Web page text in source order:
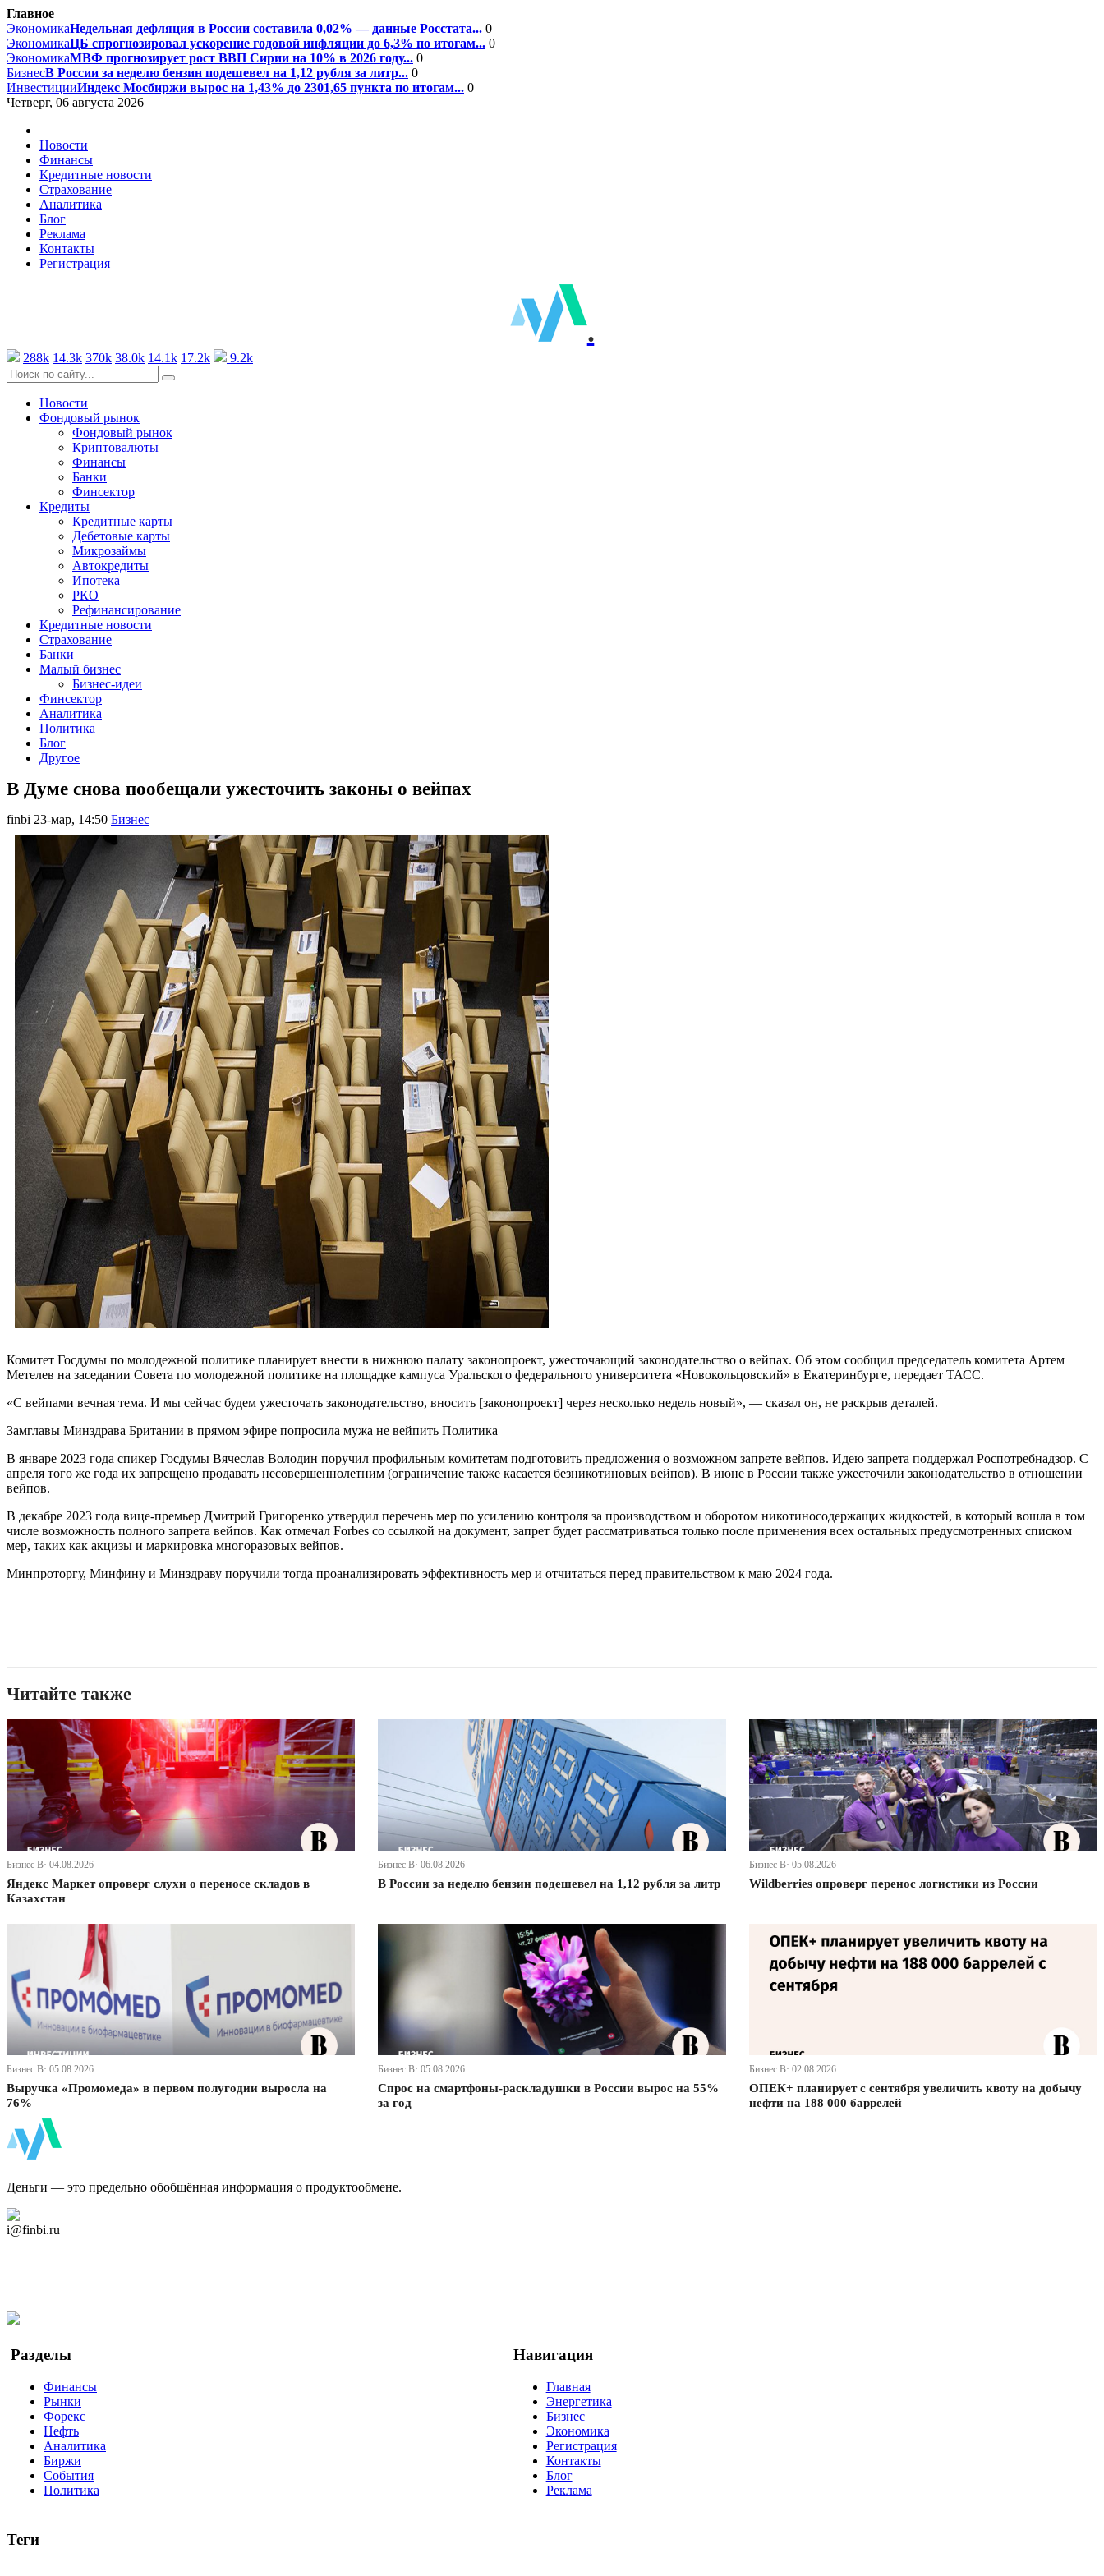
Главное
ЭкономикаНедельная дефляция в России составила 0,02% — данные Росстата... 0
ЭкономикаЦБ спрогнозировал ускорение годовой инфляции до 6,3% по итогам... 0
ЭкономикаМВФ прогнозирует рост ВВП Сирии на 10% в 2026 году... 0
БизнесВ России за неделю бензин подешевел на 1,12 рубля за литр... 0
ИнвестицииИндекс Мосбиржи вырос на 1,43% до 2301,65 пункта по итогам... 0
Четверг, 06 августа 2026
Новости
Финансы
Кредитные новости
Страхование
Аналитика
Блог
Реклама
Контакты
Регистрация
.
288k 14.3k 370k 38.0k 14.1k 17.2k 9.2k
Новости
Фондовый рынок
Фондовый рынок
Криптовалюты
Финансы
Банки
Финсектор
Кредиты
Кредитные карты
Дебетовые карты
Микрозаймы
Автокредиты
Ипотека
РКО
Рефинансирование
Кредитные новости
Страхование
Банки
Малый бизнес
Бизнес-идеи
Финсектор
Аналитика
Политика
Блог
Другое
В Думе снова пообещали ужесточить законы о вейпах
finbi 23-мар, 14:50 Бизнес
Комитет Госдумы по молодежной политике планирует внести в нижнюю палату законопроект, ужесточающий законодательство о вейпах. Об этом сообщил председатель комитета Артем
Метелев на заседании Совета по молодежной политике на площадке кампуса Уральского федерального университета «Новокольцовский» в Екатеринбурге, передает ТАСС.
«С вейпами вечная тема. И мы сейчас будем ужесточать законодательство, вносить [законопроект] через несколько недель новый», — сказал он, не раскрыв деталей.
Замглавы Минздрава Британии в прямом эфире попросила мужа не вейпить Политика
В январе 2023 года спикер Госдумы Вячеслав Володин поручил профильным комитетам подготовить предложения о возможном запрете вейпов. Идею запрета поддержал Роспотребнадзор. С
апреля того же года их запрещено продавать несовершеннолетним (ограничение также касается безникотиновых вейпов). В июне в России также ужесточили законодательство в отношении
вейпов.
В декабре 2023 года вице-премьер Дмитрий Григоренко утвердил перечень мер по усилению контроля за производством и оборотом никотиносодержащих жидкостей, в который вошла в том
числе возможность полного запрета вейпов. Как отмечал Forbes со ссылкой на документ, запрет будет рассматриваться только после применения всех остальных предусмотренных списком
мер, таких как акцизы и маркировка многоразовых вейпов.
Минпроторгу, Минфину и Минздраву поручили тогда проанализировать эффективность мер и отчитаться перед правительством к маю 2024 года.
Читайте также
Бизнес В· 04.08.2026
Яндекс Маркет опроверг слухи о переносе складов в
Казахстан
Бизнес В· 06.08.2026
В России за неделю бензин подешевел на 1,12 рубля за литр
Бизнес В· 05.08.2026
Wildberries опроверг перенос логистики из России
Бизнес В· 05.08.2026
Выручка «Промомеда» в первом полугодии выросла на
76%
Бизнес В· 05.08.2026
Спрос на смартфоны-раскладушки в России вырос на 55%
за год
Бизнес В· 02.08.2026
ОПЕК+ планирует с сентября увеличить квоту на добычу
нефти на 188 000 баррелей
Деньги — это предельно обобщённая информация о продуктообмене.
i@finbi.ru
Разделы
Финансы
Рынки
Форекс
Нефть
Аналитика
Биржи
События
Политика
Навигация
Главная
Энергетика
Бизнес
Экономика
Регистрация
Контакты
Блог
Реклама
Теги